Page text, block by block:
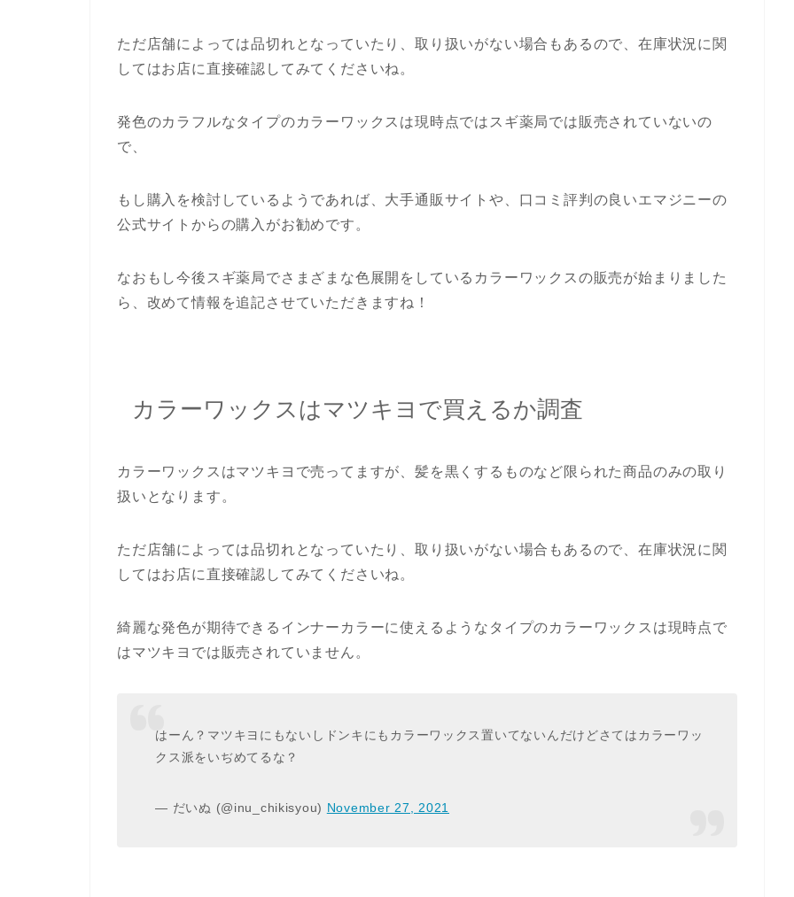
ただ店舗によっては品切れとなっていたり、取り扱いがない場合もあるので、在庫状況に関
してはお店に直接確認してみてくださいね。
発色のカラフルなタイプのカラーワックスは現時点ではスギ薬局では販売されていないの
で、
もし購入を検討しているようであれば、大手通販サイトや、口コミ評判の良いエマジニーの
公式サイトからの購入がお勧めです。
なおもし今後スギ薬局でさまざまな色展開をしているカラーワックスの販売が始まりました
ら、改めて情報を追記させていただきますね！
カラーワックスはマツキヨで買えるか調査
カラーワックスはマツキヨで売ってますが、髪を黒くするものなど限られた商品のみの取り
扱いとなります。
ただ店舗によっては品切れとなっていたり、取り扱いがない場合もあるので、在庫状況に関
してはお店に直接確認してみてくださいね。
綺麗な発色が期待できるインナーカラーに使えるようなタイプのカラーワックスは現時点で
はマツキヨでは販売されていません。
はーん？マツキヨにもないしドンキにもカラーワックス置いてないんだけどさてはカラーワッ
クス派をいぢめてるな？
— だいぬ (@inu_chikisyou) November 27, 2021